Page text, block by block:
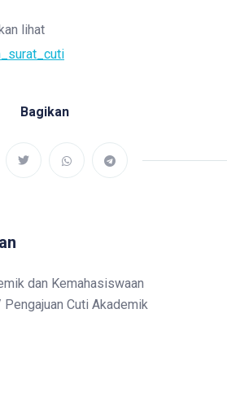
lihat
Bagikan
dan Kemahasiswaan
Cuti Akademik